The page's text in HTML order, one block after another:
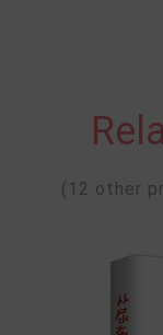
(12 other